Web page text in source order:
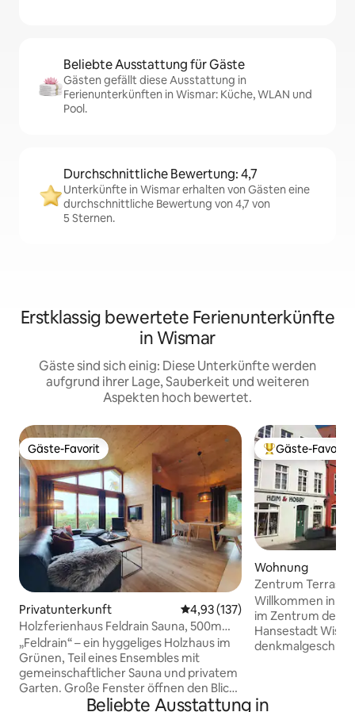
Beliebte Ausstattung für Gäste
Gästen gefällt diese Ausstattung in
Ferienunterkünften in Wismar: Küche, WLAN und
Pool.
Durchschnittliche Bewertung: 4,7
Unterkünfte in Wismar erhalten von Gästen eine
durchschnittliche Bewertung von 4,7 von
5 Sternen.
Erstklassig bewertete Ferienunterkünfte
in Wismar
Gäste sind sich einig: Diese Unterkünfte werden
aufgrund ihrer Lage, Sauberkeit und weiteren
Aspekten hoch bewertet.
Gäste-Favorit
Gäste-Favorit
Privatunterkunft Durchschnittliche Bewertung:
4,93 (137)
Holzferienhaus Feldrain Sauna, 500m
Ostsee-Strand
„Feldrain“ – ein hyggeliges Holzhaus im
Grünen, Teil eines Ensembles mit
gemeinschaftlicher Sauna und privatem
Garten. Große Fenster öffnen den Blick
auf die Pferdekoppel, Natur und Ruhe
Beliebter Gäste-
Gäste-Favorit
Wohnung
Zentrum
Empfang
Willkommen in
im Zentrum des
Hansestadt
Gäste zufrieden zu
Beliebte Ausstattung in